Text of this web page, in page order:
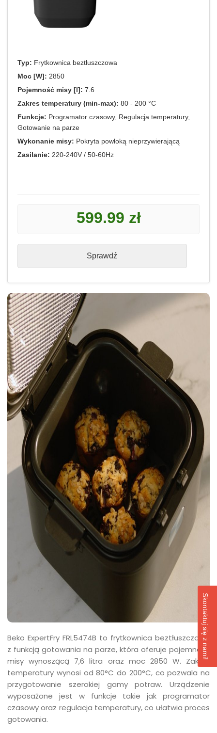
Typ: Frytkownica beztłuszczowa
Moc [W]: 2850
Pojemność misy [l]: 7.6
Zakres temperatury (min-max): 80 - 200 °C
Funkcje: Programator czasowy, Regulacja temperatury,
Gotowanie na parze
Wykonanie misy: Pokryta powłoką nieprzywierającą
Zasilanie: 220-240V / 50-60Hz
599.99 zł
Sprawdź
Beko ExpertFry FRL5474B to frytkownica beztłuszczowa
z funkcją gotowania na parze, która oferuje pojemność
misy wynoszącą 7,6 litra oraz moc 2850 W. Zakres
temperatury wynosi od 80°C do 200°C, co pozwala na
przygotowanie szerokiej gamy potraw. Urządzenie
wyposażone jest w funkcje takie jak programator
czasowy oraz regulacja temperatury, co ułatwia proces
gotowania.
Skontaktuj się z nami!